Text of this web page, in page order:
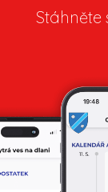
Stáhněte